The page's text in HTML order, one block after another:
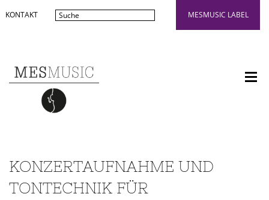
KONTAKT MESMUSIC LABEL
KONZERTAUFNAHME UND
TONTECHNIK FÜR